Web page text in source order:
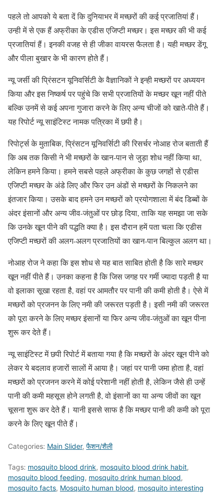
पहले तो आपको ये बता दें कि दुनियाभर में मच्छरों की कई प्रजातियां हैं।
उन्ही में से एक हैं अफ्रीका के एडीस एजिप्टी मच्छर। इस मच्छर की भी कई
प्रजातियां हैं। इनकी वजह से ही जीका वायरस फैलता है। यही मच्छर डेंगू
और पीला बुखार के भी कारण होते हैं।
न्यू जर्सी की प्रिंसटन यूनिवर्सिटी के वैज्ञानिकों ने इन्ही मच्छरों पर अध्ययन
किया और इस निष्कर्ष पर पहुंचे कि सभी प्रजातियों के मच्छर खून नहीं पीते
बल्कि उनमें से कई अपना गुजारा करने के लिए अन्य चीजों को खाते-पीते हैं।
यह रिपोर्ट न्यू साइंटिस्ट नामक पत्रिका में छपी है।
रिपोर्ट्स के मुताबिक, प्रिंसटन यूनिवर्सिटी की रिसर्चर नोआह रोज बताती हैं
कि अब तक किसी ने भी मच्छरों के खान-पान से जुड़ा शोध नहीं किया था,
लेकिन हमने किया। हमने सबसे पहले अफ्रीका के कुछ जगहों से एडीस
एजिप्टी मच्छर के अंडे लिए और फिर उन अंडों से मच्छरों के निकलने का
इंतजार किया। उसके बाद हमने उन मच्छरों को प्रयोगशाला में बंद डिब्बों के
अंदर इंसानों और अन्य जीव-जंतुओं पर छोड़ दिया, ताकि यह समझा जा सके
कि उनके खून पीने की पद्धति क्या है। इस दौरान हमें पता चला कि एडीस
एजिप्टी मच्छरों की अलग-अलग प्रजातियों का खान-पान बिल्कुल अलग था।
नोआह रोज ने कहा कि इस शोध से यह बात साबित होती है कि सारे मच्छर
खून नहीं पीते हैं। उनका कहना है कि जिस जगह पर गर्मी ज्यादा पड़ती है या
वो इलाका सूखा रहता है, वहां पर आमतौर पर पानी की कमी होती है। ऐसे में
मच्छरों को प्रजनन के लिए नमी की जरूरत पड़ती है। इसी नमी की जरूरत
को पूरा करने के लिए मच्छर इंसानों या फिर अन्य जीव-जंतुओं का खून पीना
शुरू कर देते हैं।
न्यू साइंटिस्ट में छपी रिपोर्ट में बताया गया है कि मच्छरों के अंदर खून पीने को
लेकर ये बदलाव हजारों सालों में आया है। जहां पर पानी जमा होता है, वहां
मच्छरों को प्रजनन करने में कोई परेशानी नहीं होती है, लेकिन जैसे ही उन्हें
पानी की कमी महसूस होने लगती है, वो इंसानों का या अन्य जीवों का खून
चूसना शुरू कर देते हैं। यानी इससे साफ है कि मच्छर पानी की कमी को पूरा
करने के लिए खून पीते हैं।
Categories: Main Slider, फैशन/शैली
Tags: mosquito blood drink, mosquito blood drink habit,
mosquito blood feeding, mosquito drink human blood,
mosquito facts, Mosquito human blood, mosquito interesting